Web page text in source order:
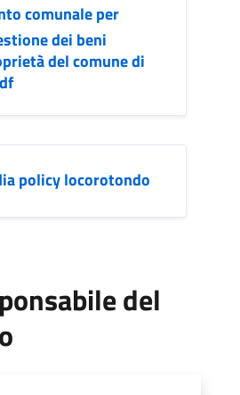
comunale per
dei beni
del comune di
policy locorotondo
del